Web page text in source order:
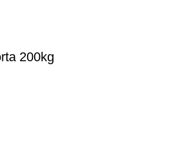
200kg